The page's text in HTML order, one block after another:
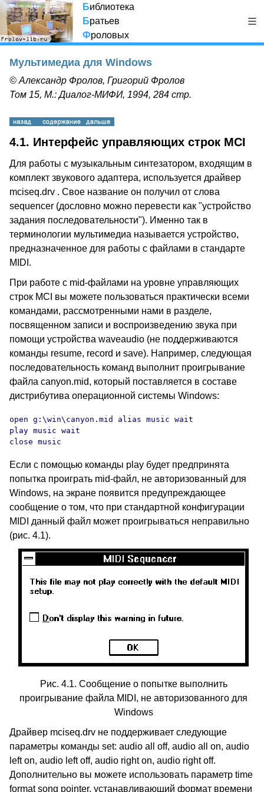
Библиотека
Братьев
Фроловых
Мультимедиа для Windows
© Александр Фролов, Григорий Фролов
Том 15, М.: Диалог-МИФИ, 1994, 284 стр.
4.1. Интерфейс управляющих строк MCI
Для работы с музыкальным синтезатором, входящим в
комплект звукового адаптера, используется драйвер
mciseq.drv . Свое название он получил от слова
sequencer (дословно можно перевести как "устройство
задания последовательности"). Именно так в
терминологии мультимедиа называется устройство,
предназначенное для работы с файлами в стандарте
MIDI.
При работе с mid-файлами на уровне управляющих
строк MCI вы можете пользоваться практически всеми
командами, рассмотренными нами в разделе,
посвященном записи и воспроизведению звука при
помощи устройства waveaudio (не поддерживаются
команды resume, record и save). Например, следующая
последовательность команд выполнит проигрывание
файла canyon.mid, который поставляется в составе
дистрибутива операционной системы Windows:
open g:\win\canyon.mid alias music wait
play music wait
close music
Если с помощью команды play будет предпринята
попытка проиграть mid-файл, не авторизованный для
Windows, на экране появится предупреждающее
сообщение о том, что при стандартной конфигурации
MIDI данный файл может проигрываться неправильно
(рис. 4.1).
Рис. 4.1. Сообщение о попытке выполнить
проигрывание файла MIDI, не авторизованного для
Windows
Драйвер mciseq.drv не поддерживает следующие
параметры команды set: audio all off, audio all on, audio
left on, audio left off, audio right on, audio right off.
Дополнительно вы можете использовать параметр time
format song pointer, устанавливающий формат времени